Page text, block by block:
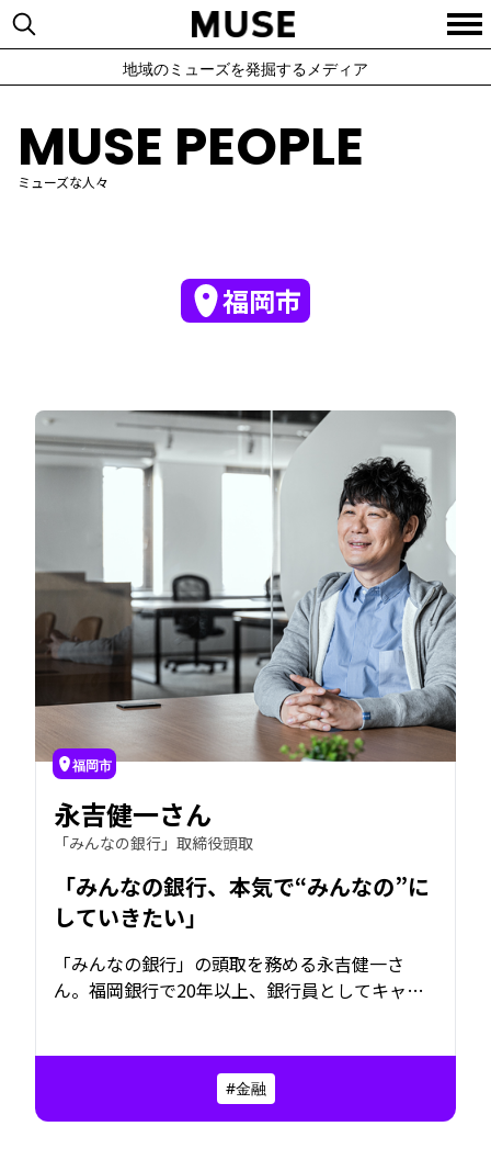
地域のミューズを発掘するメディア
MUSE PEOPLE
ミューズな人々
福岡市
福岡市
永吉健一さん
「みんなの銀行」取締役頭取
「みんなの銀行、本気で“みんなの”に
していきたい」
「みんなの銀行」の頭取を務める永吉健一さ
ん。福岡銀行で20年以上、銀行員としてキャリ
特化したiBankマーケティング株式会社を立ち上
げ、そして2021年、デジタルバンク「みんなの
銀行」を誕生させる。福岡から全国へ。いま永
#金融